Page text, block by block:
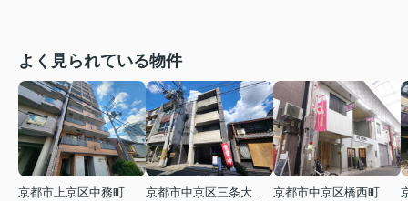
よく見られている物件
京都市上京区中務町
京都市中京区橋西町